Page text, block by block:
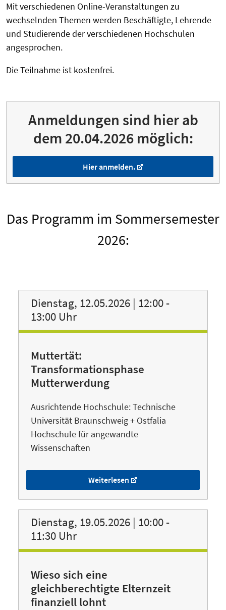
Mit verschiedenen Online-Veranstaltungen zu
wechselnden Themen werden Beschäftigte, Lehrende
und Studierende der verschiedenen Hochschulen
angesprochen.
Die Teilnahme ist kostenfrei.
Anmeldungen sind hier ab
dem 20.04.2026 möglich:
Hier anmelden.
Das Programm im Sommersemester
2026:
Dienstag, 12.05.2026 | 12:00 -
13:00 Uhr
Muttertät:
Transformationsphase
Mutterwerdung
Ausrichtende Hochschule: Technische
Universität Braunschweig + Ostfalia
Hochschule für angewandte
Wissenschaften
Weiterlesen
Dienstag, 19.05.2026 | 10:00 -
11:30 Uhr
Wieso sich eine
gleichberechtigte Elternzeit
finanziell lohnt